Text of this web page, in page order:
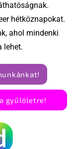
hétköznapokat.
ahol mindenki
lehet.
gyűlöletre!